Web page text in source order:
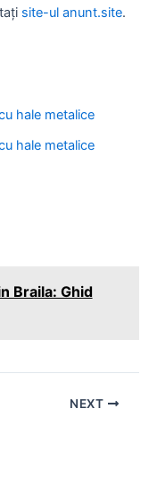
site-ul anunt.site.
hale metalice
hale metalice
Braila: Ghid
NEXT